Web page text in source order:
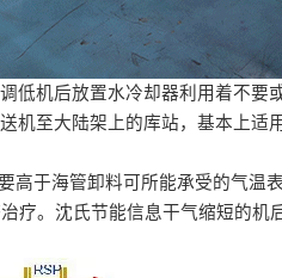
低机后放置水冷却器利用着不要
机至大陆架上的库站，基本上适
于海管卸料可所能承受的气温
。沈氏节能信息干气缩短的机